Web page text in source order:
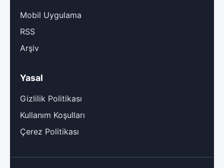
Mobil Uygulama
RSS
Arşiv
Yasal
Gizlilik Politikası
Kullanım Koşulları
Çerez Politikası